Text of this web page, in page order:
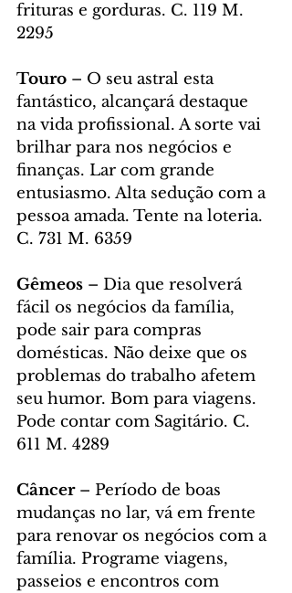
frituras e gorduras. C. 119 M.
2295
Touro – O seu astral esta
fantástico, alcançará destaque
na vida profissional. A sorte vai
brilhar para nos negócios e
finanças. Lar com grande
entusiasmo. Alta sedução com a
pessoa amada. Tente na loteria.
C. 731 M. 6359
Gêmeos – Dia que resolverá
fácil os negócios da família,
pode sair para compras
domésticas. Não deixe que os
problemas do trabalho afetem
seu humor. Bom para viagens.
Pode contar com Sagitário. C.
611 M. 4289
Câncer – Período de boas
mudanças no lar, vá em frente
para renovar os negócios com a
família. Programe viagens,
passeios e encontros com